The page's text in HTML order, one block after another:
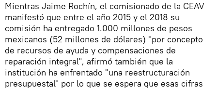
Mientras Jaime Rochín, el comisionado de la CEAV
manifestó que entre el año 2015 y el 2018 su
comisión ha entregado 1.000 millones de pesos
mexicanos (52 millones de dólares) "por concepto
de recursos de ayuda y compensaciones de
reparación integral", afirmó también que la
institución ha enfrentado "una reestructuración
presupuestal" por lo que se espera que esas cifras